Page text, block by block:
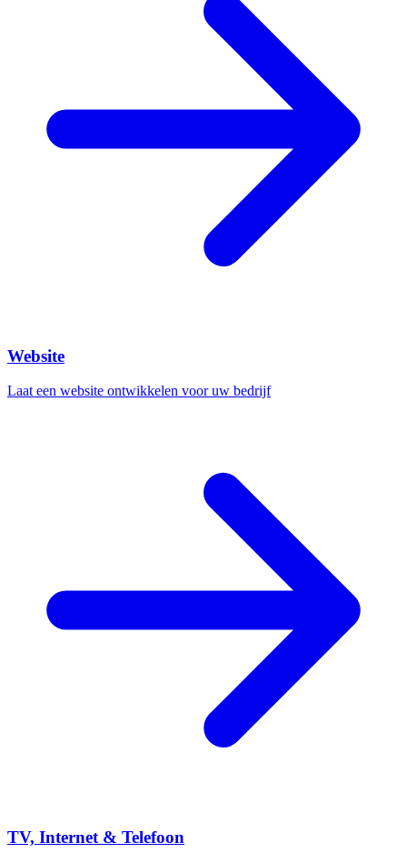
Website
Laat een website ontwikkelen voor uw bedrijf
TV, Internet & Telefoon